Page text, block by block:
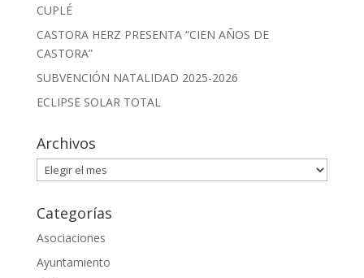
CUPLÉ
CASTORA HERZ PRESENTA “CIEN AÑOS DE
CASTORA”
SUBVENCIÓN NATALIDAD 2025-2026
ECLIPSE SOLAR TOTAL
Archivos
Archivos
Categorías
Asociaciones
Ayuntamiento